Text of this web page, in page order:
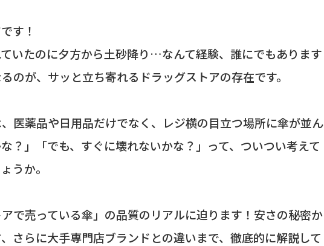
す！
いたのに夕方から土砂降り…なんて経験、誰にでもあります
のが、サッと立ち寄れるドラッグストアの存在です。
医薬品や日用品だけでなく、レジ横の目立つ場所に傘が並ん
？」「でも、すぐに壊れないかな？」って、ついつい考えて
うか。
で売っている傘」の品質のリアルに迫ります！安さの秘密か
さらに大手専門店ブランドとの違いまで、徹底的に解説して